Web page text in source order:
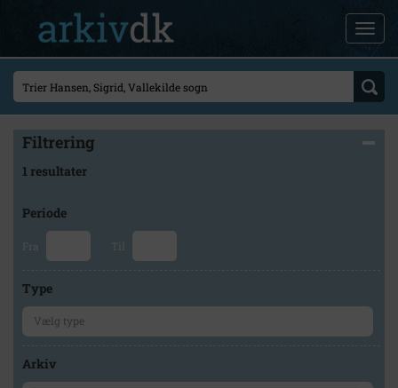
Filtrering
1 resultater
Periode
Fra Til
Type
Arkiv